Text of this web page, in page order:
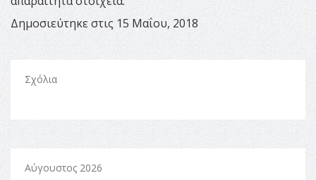
Δημοσιεύτηκε στις 15 Μαΐου, 2018
Σχόλια
Αύγουστος 2026